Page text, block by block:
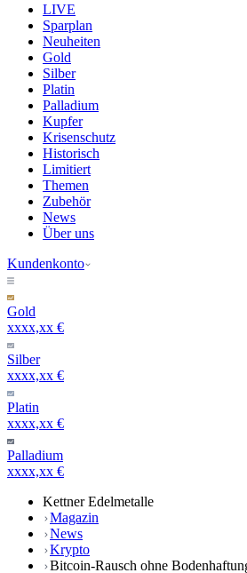
LIVE
Sparplan
Neuheiten
Gold
Silber
Platin
Palladium
Kupfer
Krisenschutz
Historisch
Limitiert
Themen
Zubehör
News
Über uns
Kundenkonto
Gold
xxxx,xx €
Silber
xxxx,xx €
Platin
xxxx,xx €
Palladium
xxxx,xx €
Kettner Edelmetalle
Magazin
News
Krypto
Bitcoin-Rausch ohne